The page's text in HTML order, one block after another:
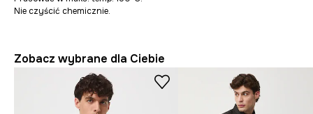
Nie czyścić chemicznie.
Zobacz wybrane dla Ciebie